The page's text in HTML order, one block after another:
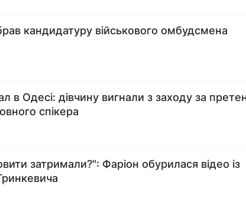
кандидатуру військового омбудсмена
в Одесі: дівчину вигнали з заходу за
спікера
затримали?": Фаріон обурилася відео із